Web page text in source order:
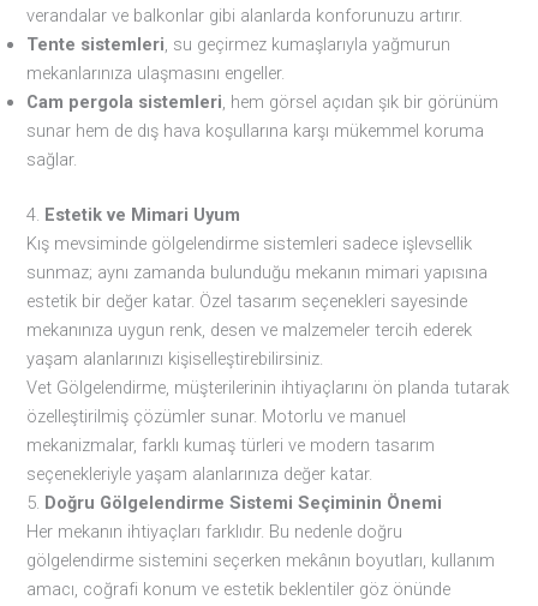
verandalar ve balkonlar gibi alanlarda konforunuzu artırır.
Tente sistemleri, su geçirmez kumaşlarıyla yağmurun
mekanlarınıza ulaşmasını engeller.
Cam pergola sistemleri, hem görsel açıdan şık bir görünüm
sunar hem de dış hava koşullarına karşı mükemmel koruma
sağlar.
4. Estetik ve Mimari Uyum
Kış mevsiminde gölgelendirme sistemleri sadece işlevsellik
sunmaz; aynı zamanda bulunduğu mekanın mimari yapısına
estetik bir değer katar. Özel tasarım seçenekleri sayesinde
mekanınıza uygun renk, desen ve malzemeler tercih ederek
yaşam alanlarınızı kişiselleştirebilirsiniz.
Vet Gölgelendirme, müşterilerinin ihtiyaçlarını ön planda tutarak
özelleştirilmiş çözümler sunar. Motorlu ve manuel
mekanizmalar, farklı kumaş türleri ve modern tasarım
seçenekleriyle yaşam alanlarınıza değer katar.
5. Doğru Gölgelendirme Sistemi Seçiminin Önemi
Her mekanın ihtiyaçları farklıdır. Bu nedenle doğru
gölgelendirme sistemini seçerken mekânın boyutları, kullanım
amacı, coğrafi konum ve estetik beklentiler göz önünde